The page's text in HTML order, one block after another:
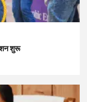
शुरू